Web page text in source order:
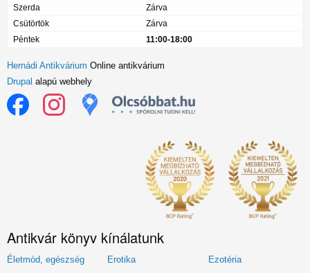
Szerda
Zárva
Csütörtök
Zárva
Péntek
11:00-18:00
Hernádi Antikvárium Online antikvárium
Drupal alapú webhely
Antikvár könyv kínálatunk
Életmód, egészség Erotika
Ezotéria